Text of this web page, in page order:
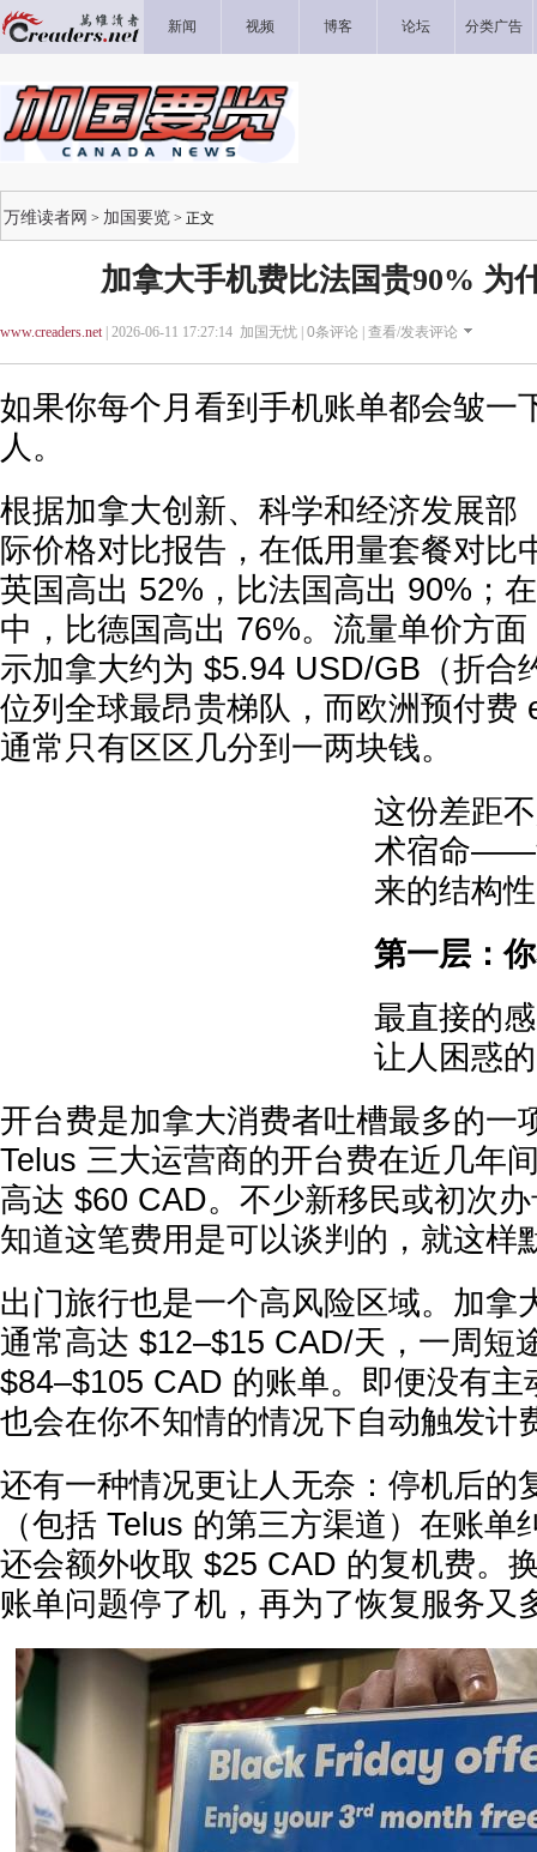
新闻 视频 博客 论坛 分类广告
万维读者网 > 加国要览 > 正文
加拿大手机费比法国贵90% 为
www.creaders.net| 2026-06-11 17:27:14 加国无忧 | 0条评论 | 查看/发表评论
如果你每个月看到手机账单都会皱一
人。
根据加拿大创新、科学和经济发展部
际价格对比报告，在低用量套餐对比
英国高出 52%，比法国高出 90%；
中，比德国高出 76%。流量单价方
示加拿大约为 $5.94 USD/GB（折合
位列全球最昂贵梯队，而欧洲预付费
通常只有区区几分到一两块钱。
这份差距
术宿命——
来的结构
第一层：
最直接的
让人困惑
开台费是加拿大消费者吐槽最多的一
Telus 三大运营商的开台费在近几年
高达 $60 CAD。不少新移民或初次
知道这笔费用是可以谈判的，就这样
出门旅行也是一个高风险区域。加拿
通常高达 $12–$15 CAD/天，一周短
$84–$105 CAD 的账单。即便没有主
也会在你不知情的情况下自动触发计
还有一种情况更让人无奈：停机后的
（包括 Telus 的第三方渠道）在账单
还会额外收取 $25 CAD 的复机费。
账单问题停了机，再为了恢复服务又